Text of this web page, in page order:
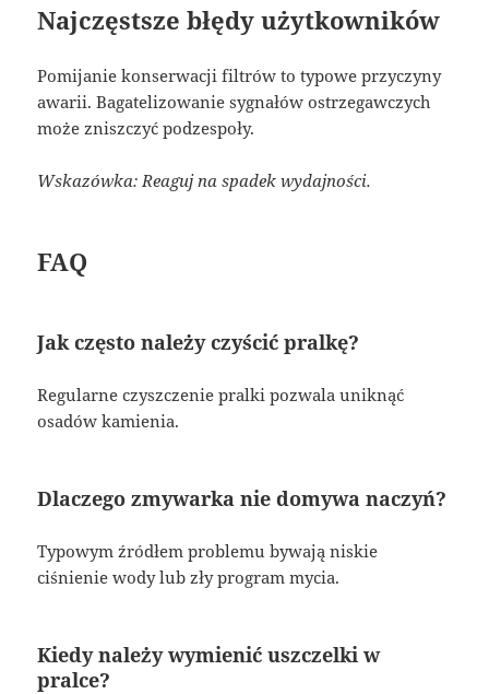
Najczęstsze błędy użytkowników
Pomijanie konserwacji filtrów to typowe przyczyny
awarii. Bagatelizowanie sygnałów ostrzegawczych
może zniszczyć podzespoły.
Wskazówka: Reaguj na spadek wydajności.
FAQ
Jak często należy czyścić pralkę?
Regularne czyszczenie pralki pozwala uniknąć
osadów kamienia.
Dlaczego zmywarka nie domywa naczyń?
Typowym źródłem problemu bywają niskie
ciśnienie wody lub zły program mycia.
Kiedy należy wymienić uszczelki w
pralce?